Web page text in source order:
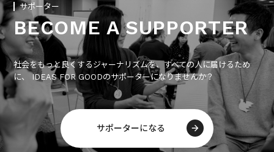
サポーター
BECOME A SUPPORTER
社会をもっと良くするジャーナリズムを、すべての人に届けるため
に、 IDEAS FOR GOODのサポーターになりませんか？
サポーターになる